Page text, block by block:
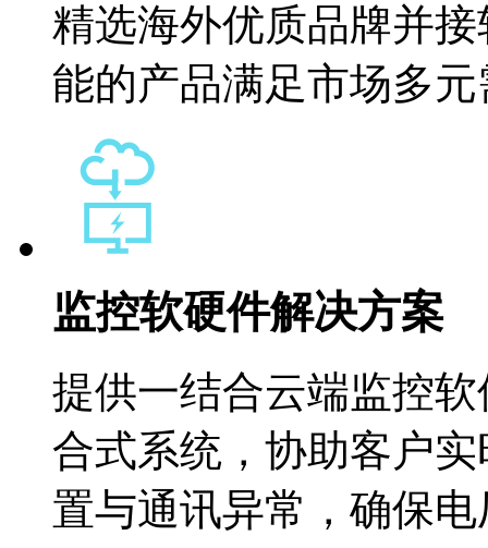
精选海外优质品牌并
能的产品满足市场多
监控软硬件解决方案
提供一结合云端监控
合式系统，协助客户
置与通讯异常，确保